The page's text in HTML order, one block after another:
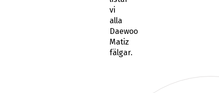
vi
alla
Daewoo
Matiz
fälgar.